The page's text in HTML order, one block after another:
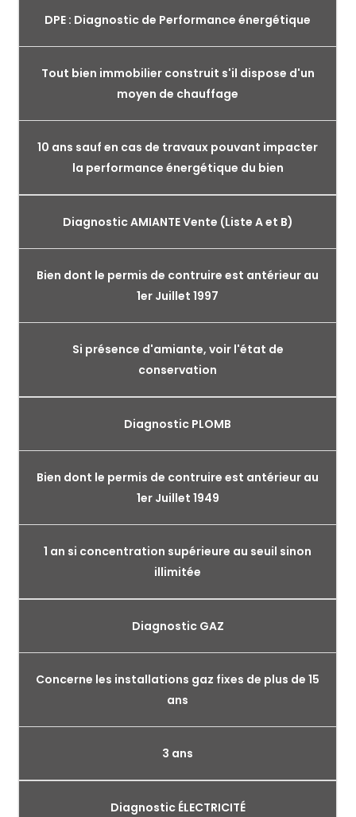
DPE : Diagnostic de Performance énergétique
Tout bien immobilier construit s'il dispose d'un
moyen de chauffage
10 ans sauf en cas de travaux pouvant impacter
la performance énergétique du bien
Diagnostic AMIANTE Vente (Liste A et B)
Bien dont le permis de contruire est antérieur au
1er Juillet 1997
Si présence d'amiante, voir l'état de
conservation
Diagnostic PLOMB
Bien dont le permis de contruire est antérieur au
1er Juillet 1949
1 an si concentration supérieure au seuil sinon
illimitée
Diagnostic GAZ
Concerne les installations gaz fixes de plus de 15
ans
3 ans
Diagnostic ÉLECTRICITÉ